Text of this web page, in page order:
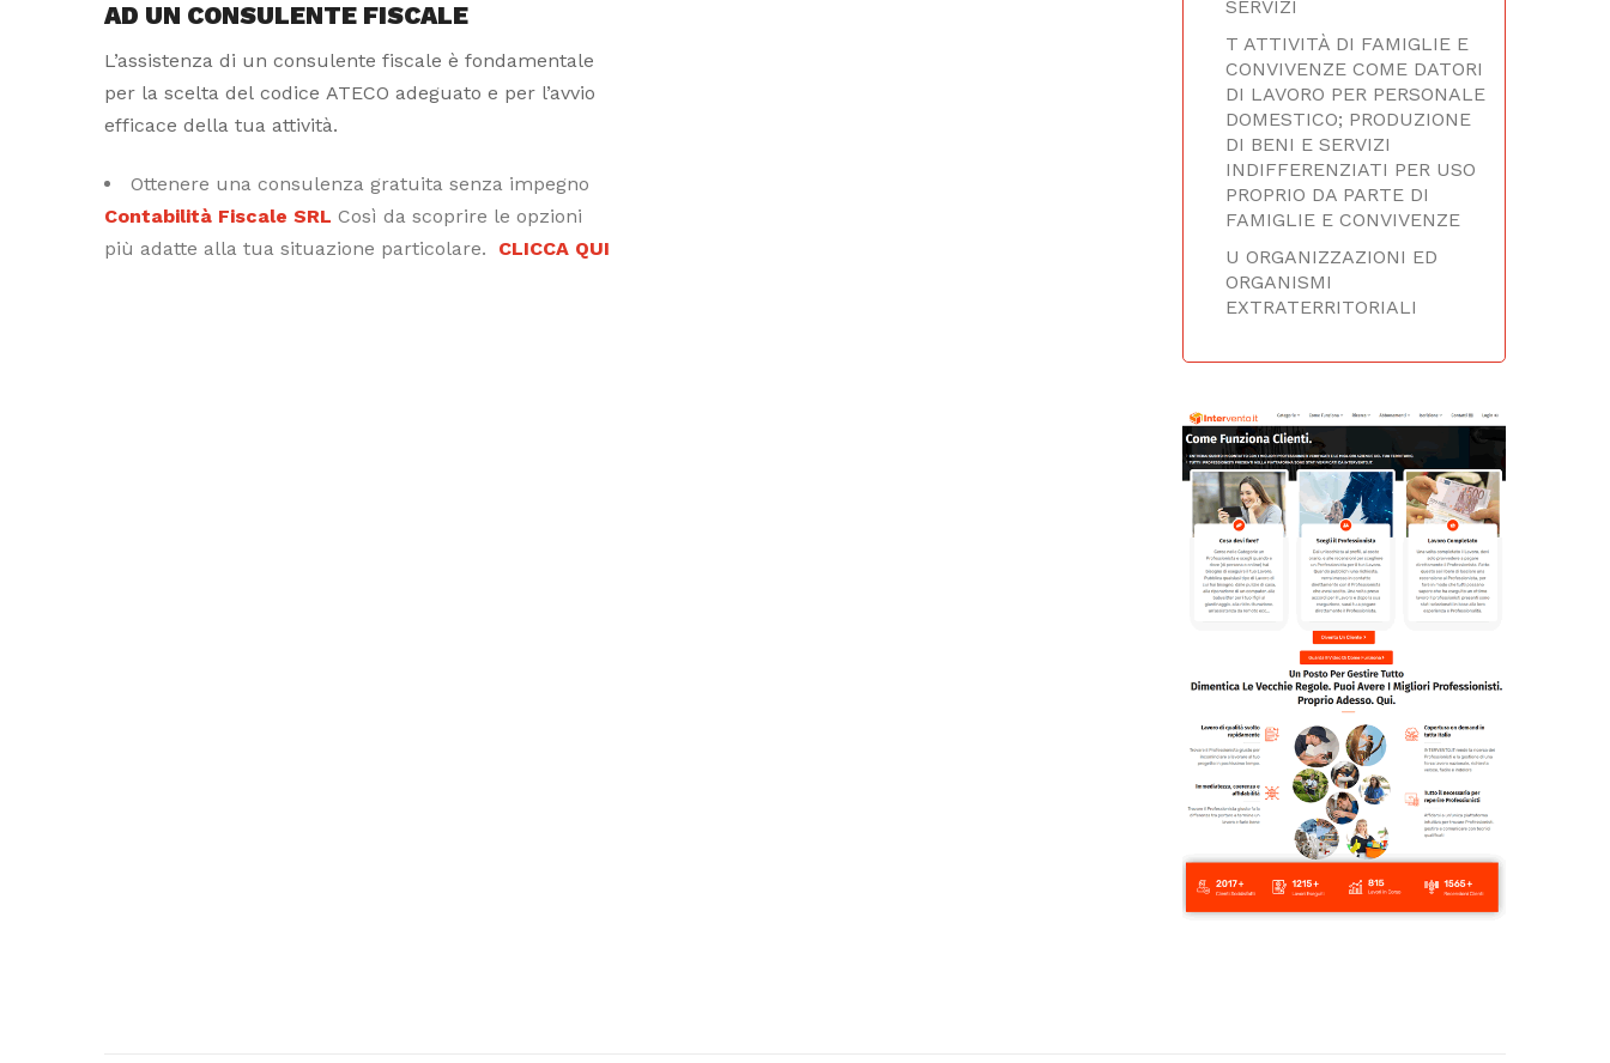
AD UN CONSULENTE FISCALE
L’assistenza di un consulente fiscale è fondamentale
per la scelta del codice ATECO adeguato e per l’avvio
efficace della tua attività.
Ottenere una consulenza gratuita senza impegno
Contabilità Fiscale SRL Così da scoprire le opzioni
più adatte alla tua situazione particolare. CLICCA QUI
SERVIZI
T ATTIVITÀ DI FAMIGLIE E
CONVIVENZE COME DATORI
DI LAVORO PER PERSONALE
DOMESTICO; PRODUZIONE
DI BENI E SERVIZI
INDIFFERENZIATI PER USO
PROPRIO DA PARTE DI
FAMIGLIE E CONVIVENZE
U ORGANIZZAZIONI ED
ORGANISMI
EXTRATERRITORIALI